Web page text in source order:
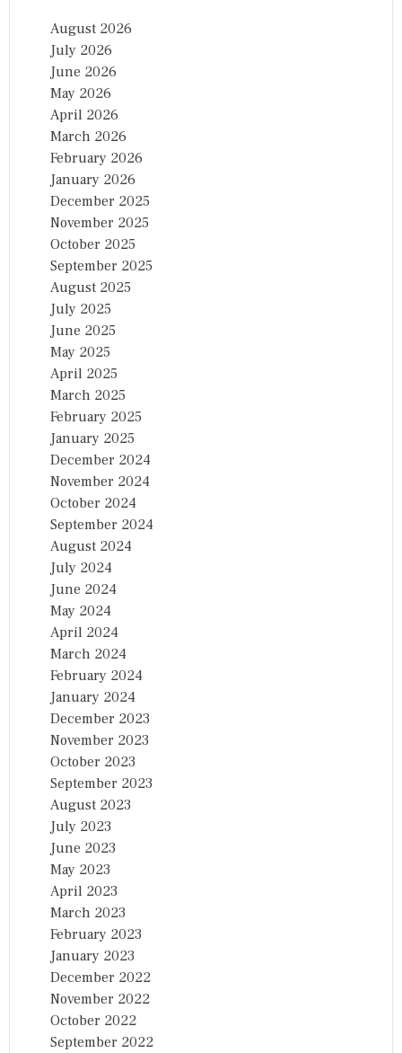
August 2026
July 2026
June 2026
May 2026
April 2026
March 2026
February 2026
January 2026
December 2025
November 2025
October 2025
September 2025
August 2025
July 2025
June 2025
May 2025
April 2025
March 2025
February 2025
January 2025
December 2024
November 2024
October 2024
September 2024
August 2024
July 2024
June 2024
May 2024
April 2024
March 2024
February 2024
January 2024
December 2023
November 2023
October 2023
September 2023
August 2023
July 2023
June 2023
May 2023
April 2023
March 2023
February 2023
January 2023
December 2022
November 2022
October 2022
September 2022